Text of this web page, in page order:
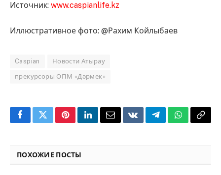
Источник: www.caspianlife.kz
Иллюстративное фото: @Рахим Койлыбаев
Caspian Новости Атырау
прекурсоры ОПМ «Дәрмек»
FacebookTwitterPinterestLinkedInEmailVKontakteTelegramWhatsApp
Copy
ПОХОЖИЕ ПОСТЫ